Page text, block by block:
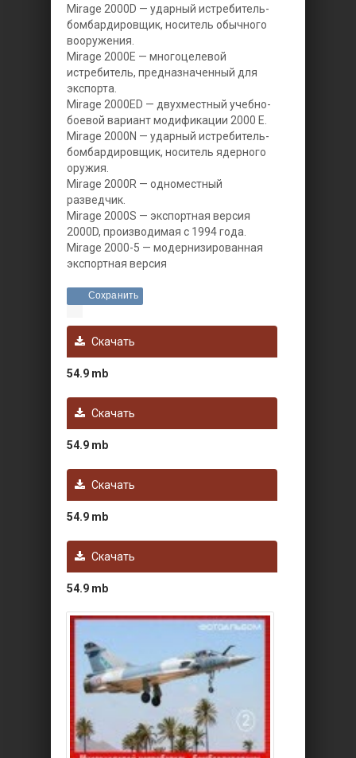
Mirage 2000D — ударный истребитель-
бомбардировщик, носитель обычного
вооружения.
Mirage 2000Е — многоцелевой
истребитель, предназначенный для
экспорта.
Mirage 2000ED — двухместный учебно-
боевой вариант модификации 2000 Е.
Mirage 2000N — ударный истребитель-
бомбардировщик, носитель ядерного
оружия.
Mirage 2000R — одноместный
разведчик.
Mirage 2000S — экспортная версия
2000D, производимая с 1994 года.
Mirage 2000-5 — модернизированная
экспортная версия
Сохранить
Скачать
54.9 mb
Скачать
54.9 mb
Скачать
54.9 mb
Скачать
54.9 mb